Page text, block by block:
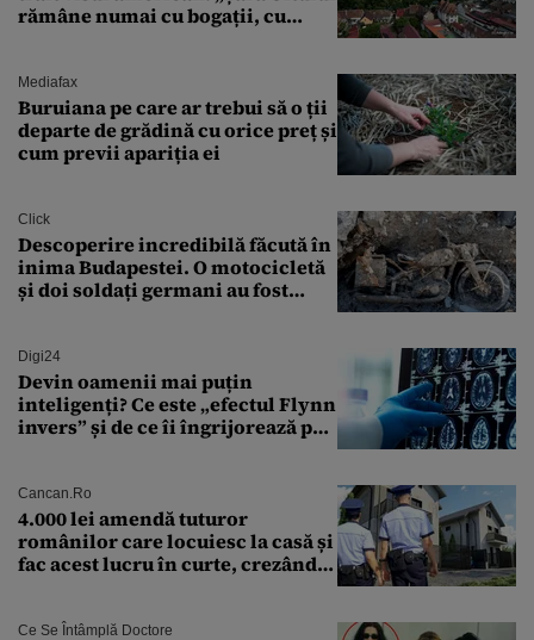
rămâne numai cu bogații, cu
Mediafax
Buruiana pe care ar trebui să o ții
departe de grădină cu orice preț și
cum previi apariția ei
Click
Descoperire incredibilă făcută în
inima Budapestei. O motocicletă
și doi soldați germani au fost
Digi24
Devin oamenii mai puțin
inteligenți? Ce este „efectul Flynn
invers” și de ce îi îngrijorează pe
Cancan.ro
4.000 lei amendă tuturor
românilor care locuiesc la casă și
fac acest lucru în curte, crezând
Ce Se Întâmplă Doctore